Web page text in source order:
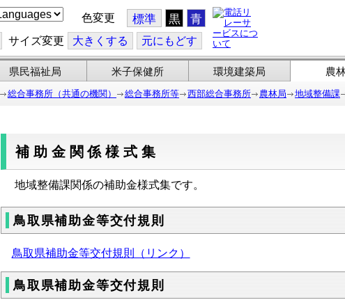
色変更 標準 黒 青
サイズ変更 大きくする 元にもどす
県民福祉局 米子保健所 環境建築局 農
総合事務所（共通の機関） 総合事務所等 西部総合事務所 農林局 地域整備課
補助金関係様式集
地域整備課関係の補助金様式集です。
鳥取県補助金等交付規則
鳥取県補助金等交付規則（リンク）
鳥取県補助金等交付規則